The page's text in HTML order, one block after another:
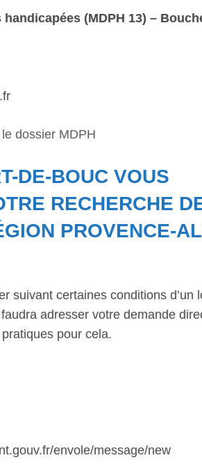
(MDPH 13) –
dossier MDPH
DE-BOUC VOUS
RECHERCHE
PROVENCE-
suivant certaines conditions d’un
adresser votre demande
pour cela.
envole/message/new